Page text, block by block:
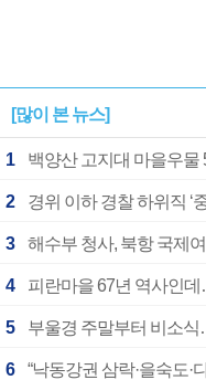
[많이 본 뉴스]
1 백양산 고지대 마을우물
2 경위 이하 경찰 하위직 ‘
3 해수부 청사, 북항 국제
4 피란마을 67년 역사인
5 부울경 주말부터 비소식
6 “낙동강권 삼락·을숙도·